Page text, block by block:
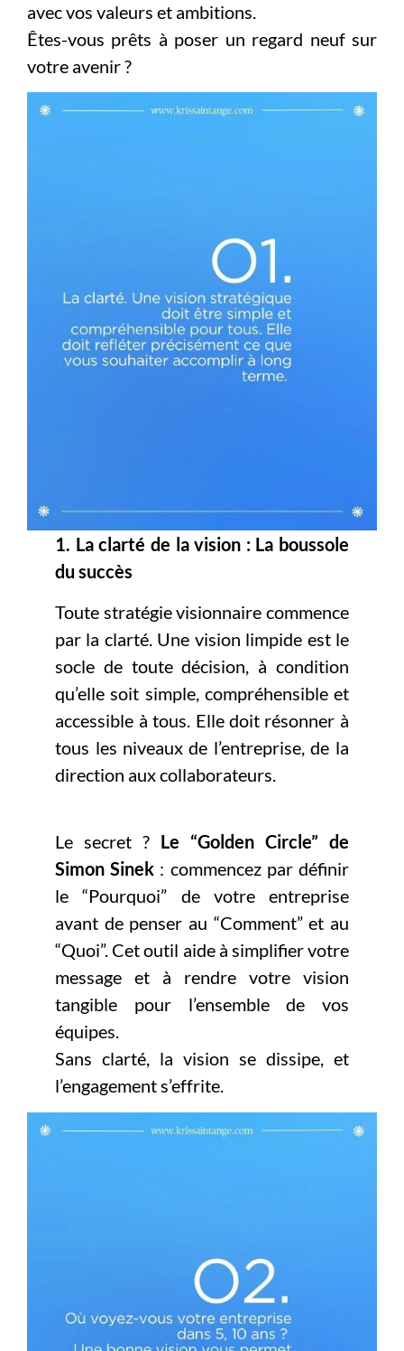
avec vos valeurs et ambitions.
Êtes-vous prêts à poser un regard neuf sur
votre avenir ?
1. La clarté de la vision : La boussole
du succès
Toute stratégie visionnaire commence
par la clarté. Une vision limpide est le
socle de toute décision, à condition
qu’elle soit simple, compréhensible et
accessible à tous. Elle doit résonner à
tous les niveaux de l’entreprise, de la
direction aux collaborateurs.
Le secret ? Le “Golden Circle” de
Simon Sinek : commencez par définir
le “Pourquoi” de votre entreprise
avant de penser au “Comment” et au
“Quoi”. Cet outil aide à simplifier votre
message et à rendre votre vision
tangible pour l’ensemble de vos
équipes.
Sans clarté, la vision se dissipe, et
l’engagement s’effrite.